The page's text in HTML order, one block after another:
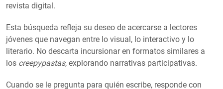
revista digital.
Esta búsqueda refleja su deseo de acercarse a lectores
jóvenes que navegan entre lo visual, lo interactivo y lo
literario. No descarta incursionar en formatos similares a
los creepypastas, explorando narrativas participativas.
Cuando se le pregunta para quién escribe, responde con